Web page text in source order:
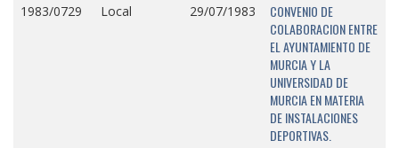
1983/0729 Local 29/07/1983
CONVENIO DE
COLABORACION ENTRE
EL AYUNTAMIENTO DE
MURCIA Y LA
UNIVERSIDAD DE
MURCIA EN MATERIA
DE INSTALACIONES
DEPORTIVAS.